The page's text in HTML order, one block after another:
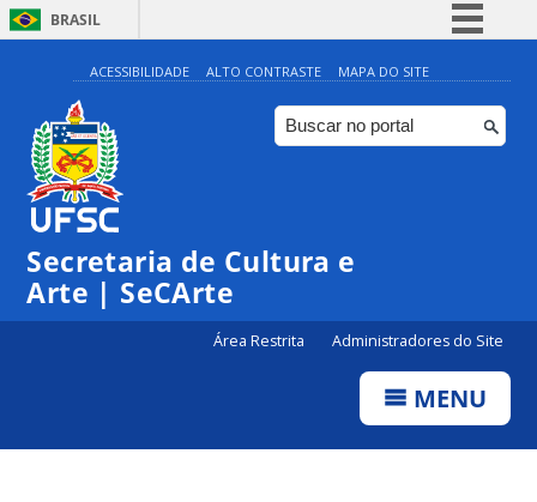
BRASIL
Simplifique!
Comunica BR
Participe
ACESSIBILIDADE ALTO CONTRASTE MAPA DO SITE
Secretaria de Cultura e
Arte | SeCArte
Área Restrita Administradores do Site
MENU
0:00
1:00